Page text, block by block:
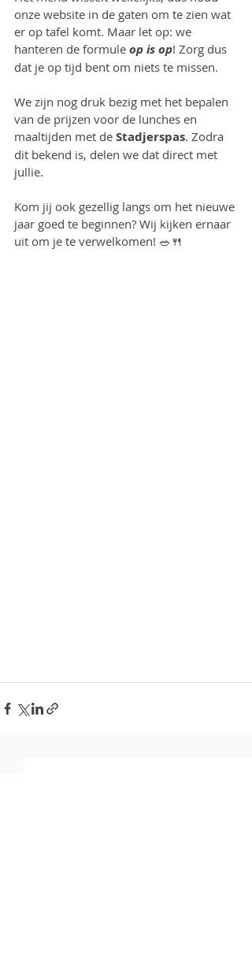
onze website in de gaten om te zien wat
er op tafel komt. Maar let op: we
hanteren de formule op is op! Zorg dus
dat je op tijd bent om niets te missen.
We zijn nog druk bezig met het bepalen
van de prijzen voor de lunches en
maaltijden met de Stadjerspas. Zodra
dit bekend is, delen we dat direct met
jullie.
Kom jij ook gezellig langs om het nieuwe
jaar goed te beginnen? Wij kijken ernaar
uit om je te verwelkomen! 🥗🍴